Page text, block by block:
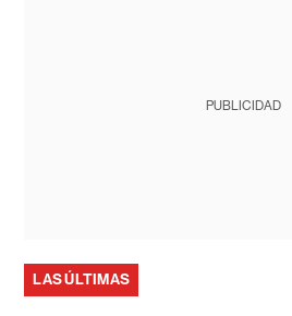
PUBLICIDAD
LAS ÚLTIMAS